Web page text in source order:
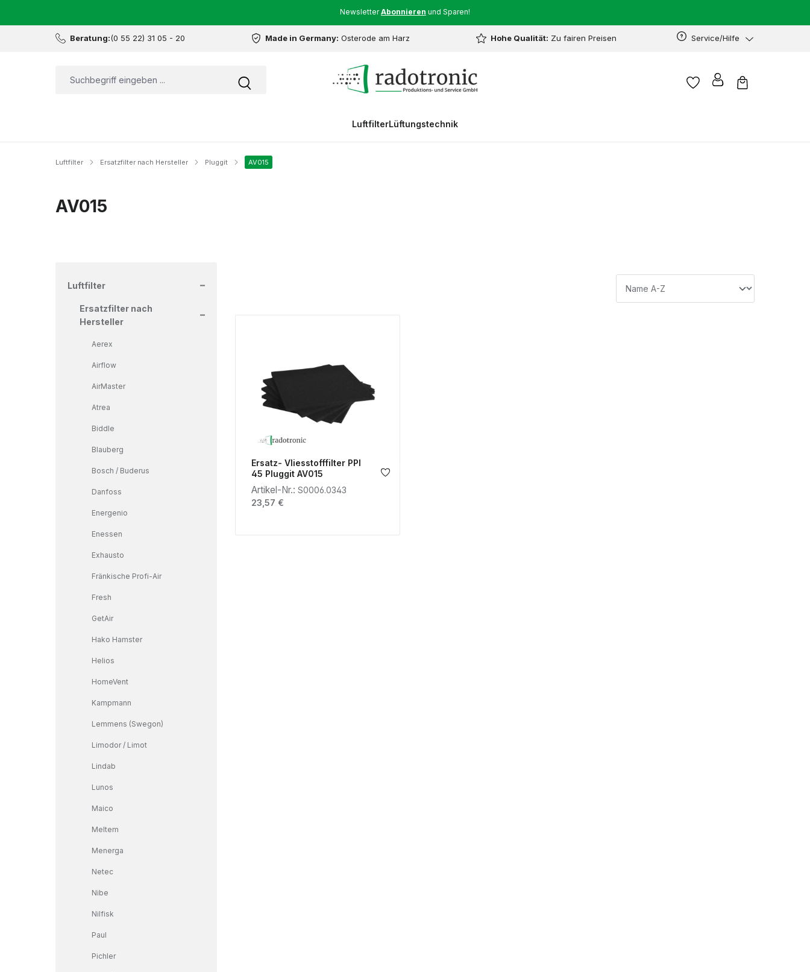
NewsletterAbonnieren und Sparen!
Beratung:(0 55 22) 31 05 - 20 Made in Germany: Osterode am Harz Hohe Qualität: Zu fairen Preisen Service/Hilfe
LuftfilterLüftungstechnik
Luftfilter Ersatzfilter nach Hersteller Pluggit AV015
AV015
Luftfilter
Ersatzfilter nach
Hersteller
Aerex
Airflow
AirMaster
Atrea
Biddle
Blauberg
Bosch / Buderus
Danfoss
Energenio
Enessen
Exhausto
Fränkische Profi-Air
Fresh
GetAir
Hako Hamster
Helios
HomeVent
Kampmann
Lemmens (Swegon)
Limodor / Limot
Lindab
Lunos
Maico
Meltem
Menerga
Netec
Nibe
Nilfisk
Paul
Pichler
Ersatz- Vliesstofffilter PPI
45 Pluggit AV015
Artikel-Nr.: S0006.0343
Regulärer Preis:
23,57 €